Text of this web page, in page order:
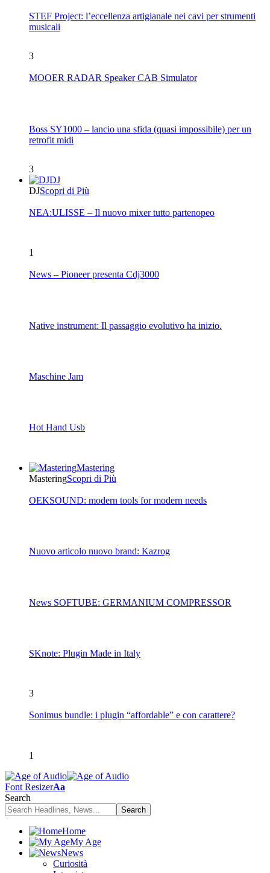
STEF Project: l’eccellenza artigianale nei cavi per strumenti
musicali
3
MOOER RADAR Speaker CAB Simulator
Boss SY1000 – lancio una sfida (quasi impossibile) per un
retrofit midi
3
DJ
DJScopri di Più
NEA:ULISSE – Il nuovo mixer tutto partenopeo
1
News – Pioneer presenta Cdj3000
Native instrument: Il passaggio evolutivo ha inizio.
Maschine Jam
Hot Hand Usb
Mastering
MasteringScopri di Più
OEKSOUND: modern tools for modern needs
Nuovo articolo nuovo brand: Kazrog
News SOFTUBE: GERMANIUM COMPRESSOR
SKnote: Plugin Made in Italy
3
Sonimus bundle: i plugin “affordable” e con carattere?
1
Font ResizerAa
Search
Home
My Age
News
Curiosità